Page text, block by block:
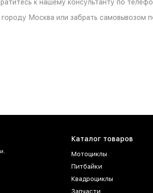
к нашему консультанту по
Москва или забрать самовывозом
Каталог товаров
Мотоциклы
Питбайки
Квадроциклы
Запчасти